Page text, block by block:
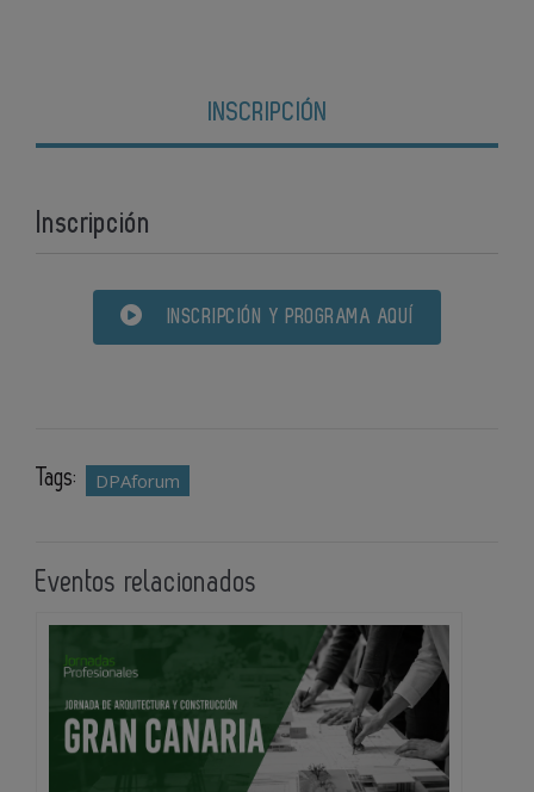
INSCRIPCIÓN
Inscripción
INSCRIPCIÓN Y PROGRAMA AQUÍ
Tags: DPAforum
Eventos relacionados